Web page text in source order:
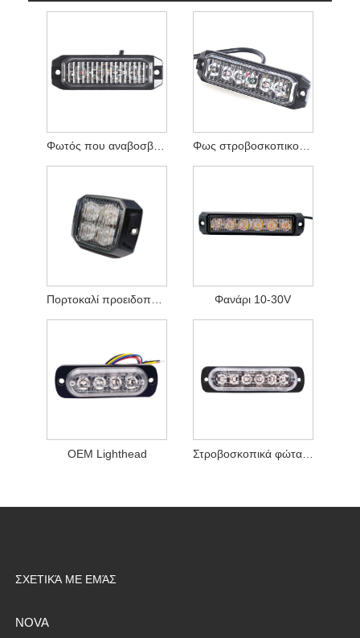
Φως στροβοσκοπικού φλας
Πορτοκαλί προειδοποιητικές λυχνίες LED Φανάρι 10-30V
OEM Lighthead Στροβοσκοπικά φώτα LED
ΣΧΕΤΙΚΆ ΜΕ ΕΜΆΣ
NOVA